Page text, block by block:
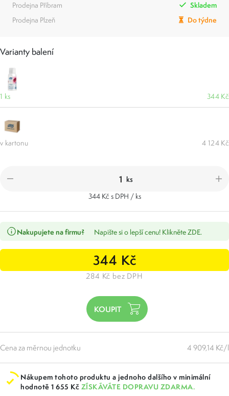
Prodejna Příbram
Skladem
Prodejna Plzeň
Do týdne
Varianty balení
1 ks 344 Kč
v kartonu 4 124 Kč
ks
344 Kč s DPH / ks
Nakupujete na firmu? Napište si o lepší cenu! Klikněte ZDE.
344 Kč
284 Kč bez DPH
Cena za měrnou jednotku 4 909,14 Kč/l
Nákupem tohoto produktu a jednoho dalšího v minimální
hodnotě 1 655 Kč ZÍSKÁVÁTE DOPRAVU ZDARMA.